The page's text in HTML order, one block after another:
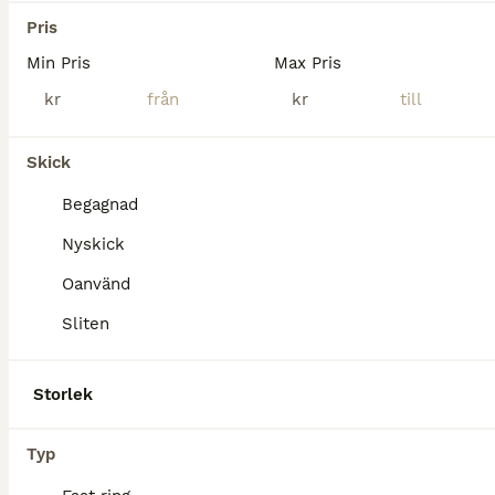
Pris
Min Pris
kr
Max Pris
kr
Skick
Begagnad
Nyskick
Oanvänd
Sliten
Storlek
Typ
Härryda